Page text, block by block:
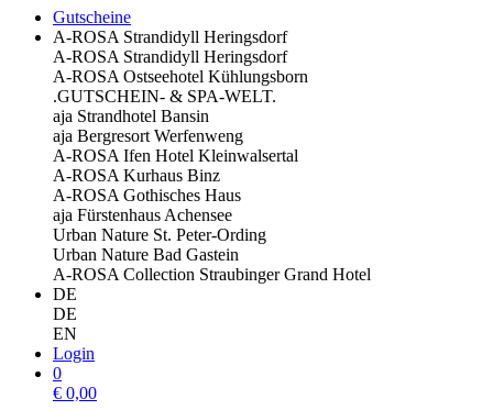
Gutscheine
A-ROSA Strandidyll Heringsdorf
A-ROSA Strandidyll Heringsdorf
A-ROSA Ostseehotel Kühlungsborn
.GUTSCHEIN- & SPA-WELT.
aja Strandhotel Bansin
aja Bergresort Werfenweng
A-ROSA Ifen Hotel Kleinwalsertal
A-ROSA Kurhaus Binz
A-ROSA Gothisches Haus
aja Fürstenhaus Achensee
Urban Nature St. Peter-Ording
Urban Nature Bad Gastein
A-ROSA Collection Straubinger Grand Hotel
DE
DE
EN
Login
0
€ 0,00